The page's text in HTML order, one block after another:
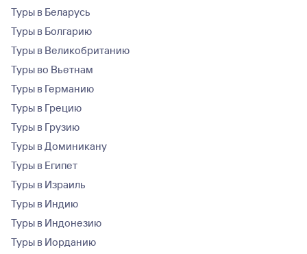
Туры в Беларусь
Туры в Болгарию
Туры в Великобританию
Туры во Вьетнам
Туры в Германию
Туры в Грецию
Туры в Грузию
Туры в Доминикану
Туры в Египет
Туры в Израиль
Туры в Индию
Туры в Индонезию
Туры в Иорданию